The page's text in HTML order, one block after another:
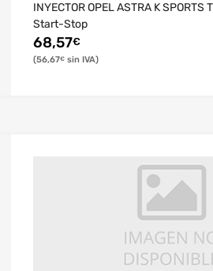
INYECTOR OPEL ASTRA K SPORTS
Start-Stop
68,57€
56,67€